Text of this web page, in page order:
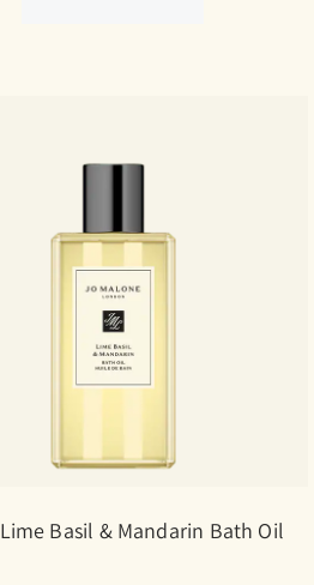
Lime Basil & Mandarin Bath Oil